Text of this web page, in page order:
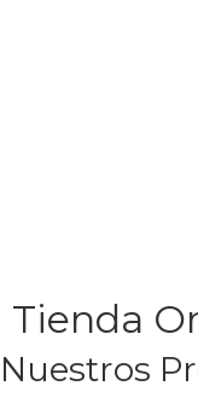
Tienda
Nuestros